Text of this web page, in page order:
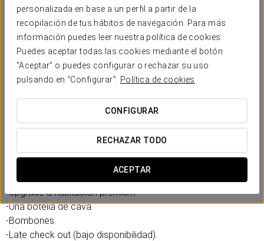
personalizada en base a un perfil a partir de la
recopilación de tus hábitos de navegación. Para más
información puedes leer nuestra política de cookies.
Puedes aceptar todas las cookies mediante el botón
“Aceptar” o puedes configurar o rechazar su uso
pulsando en “Configurar”.
Política de cookies
CONFIGURAR
RECHAZAR TODO
ACEPTAR
45€
Experiencia romántica
Una noche para desconectar juntos. La experiencia
romántica incluye todo lo necesario para disfrutar de un
momento especial en pareja. Para disfrutarla, solo tienes que
añadirla durante el proceso de reserva.
Incluye:
-Upgrade a habitación premium.
-Una botella de cava.
-Bombones.
-Late check out (bajo disponibilidad).